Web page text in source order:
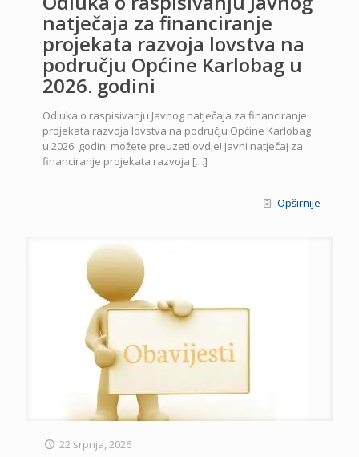
natječaja za financiranje
projekata razvoja lovstva na
području Općine Karlobag u
2026. godini
Odluka o raspisivanju Javnog natječaja za financiranje
projekata razvoja lovstva na području Općine Karlobag
u 2026. godini možete preuzeti ovdje! Javni natječaj za
financiranje projekata razvoja […]
Opširnije
22 srpnja, 2026